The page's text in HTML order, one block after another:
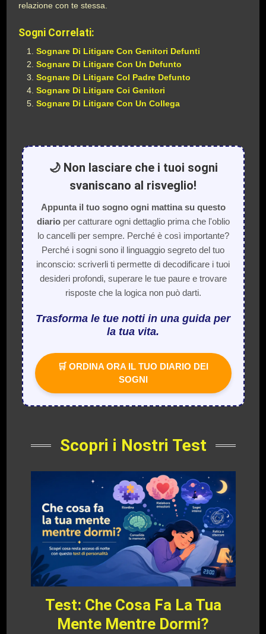
relazione con te stessa.
Sogni Correlati:
Sognare Di Litigare Con Genitori Defunti
Sognare Di Litigare Con Un Defunto
Sognare Di Litigare Col Padre Defunto
Sognare Di Litigare Coi Genitori
Sognare Di Litigare Con Un Collega
🌙 Non lasciare che i tuoi sogni
svaniscano al risveglio!
Appunta il tuo sogno ogni mattina su questo
diarioper catturare ogni dettaglio prima che l'oblio
lo cancelli per sempre. Perché è così importante?
Perché i sogni sono il linguaggio segreto del tuo
inconscio: scriverli ti permette di decodificare i tuoi
desideri profondi, superare le tue paure e trovare
risposte che la logica non può darti.
Trasforma le tue notti in una guida per
la tua vita.
🛒 ORDINA ORA IL TUO DIARIO DEI
SOGNI
Scopri i Nostri Test
Test: Che Cosa Fa La Tua
Mente Mentre Dormi?